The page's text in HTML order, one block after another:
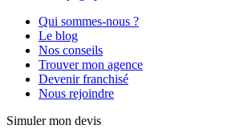
Qui sommes-nous ?
Le blog
Nos conseils
Trouver mon agence
Devenir franchisé
Nous rejoindre
Simuler mon devis